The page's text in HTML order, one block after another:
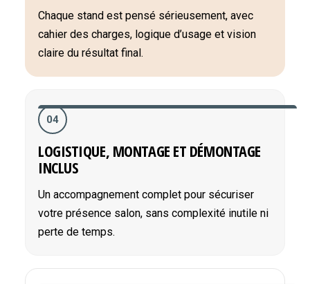
Chaque stand est pensé sérieusement, avec
cahier des charges, logique d’usage et vision
claire du résultat final.
04
LOGISTIQUE, MONTAGE ET DÉMONTAGE
INCLUS
Un accompagnement complet pour sécuriser
votre présence salon, sans complexité inutile ni
perte de temps.